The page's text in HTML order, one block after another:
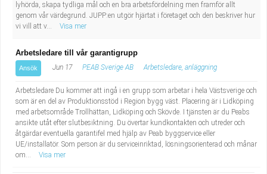
Industriell tillverkning
Kropps- och skönhetsvård
Kultur, media, design
Militärt arbete
Naturbruk
Behandlingsassistent/Socialpedagog
Budbilsförare
Tidningsbud/Tidningsdistributör
Lärare i fritidshem/Fritidspedagog
Taxiförare/Taxichaufför
lyhörda, skapa tydliga mål och en bra arbetsfördelning men framför allt
genom vår värdegrund. JUPP:en utgör hjärtat i företaget och den beskriver hur
vi vill att v...
Visa mer
Arbetsledare till vår garantigrupp
Ansök Jun 17 PEAB Sverige AB Arbetsledare, anläggning
Arbetsledare Du kommer att ingå i en grupp som arbetar i hela Västsverige och
som är en del av Produktionsstöd i Region bygg väst. Placering är i Lidköping
med arbetsområde Trollhättan, Lidköping och Skövde. I tjänsten är du Peabs
ansikte utåt efter slutbesiktning. Du övertar kundkontakten och utreder och
åtgärdar eventuella garantifel med hjälp av Peab byggservice eller
UE/installatör. Som person är du serviceinriktad, lösningsorienterad och månar
om...
Visa mer